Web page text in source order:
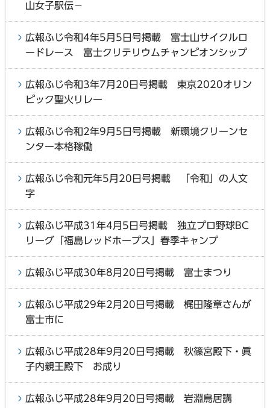
山女子駅伝−
広報ふじ令和4年5月5日号掲載 富士山サイクルロ
ードレース 富士クリテリウムチャンピオンシップ
広報ふじ令和3年7月20日号掲載 東京2020オリン
ピック聖火リレー
広報ふじ令和2年9月5日号掲載 新環境クリーンセ
ンター本格稼働
広報ふじ令和元年5月20日号掲載 「令和」の人文
字
広報ふじ平成31年4月5日号掲載 独立プロ野球BC
リーグ「福島レッドホープス」春季キャンプ
広報ふじ平成30年8月20日号掲載 富士まつり
広報ふじ平成29年2月20日号掲載 梶田隆章さんが
富士市に
広報ふじ平成28年9月20日号掲載 秋篠宮殿下・眞
子内親王殿下 お成り
広報ふじ平成28年9月20日号掲載 岩淵鳥居講